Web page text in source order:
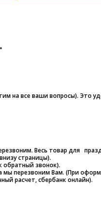
на все ваши вопросы). Это
Весь товар для
страницы).
обратный звонок).
мы перезвоним Вам. (При
расчет, сбербанк онлайн).